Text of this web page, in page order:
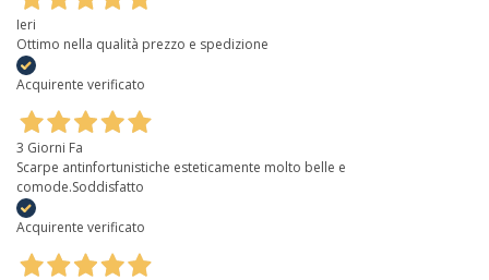
Ieri
Ottimo nella qualità prezzo e spedizione
Acquirente verificato
3 Giorni Fa
Scarpe antinfortunistiche esteticamente molto belle e
comode.Soddisfatto
Acquirente verificato